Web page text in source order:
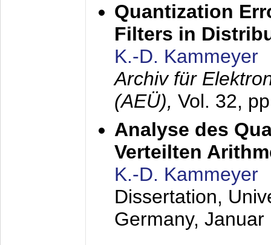
Quantization
Filters in
K.-D. Kammeyer
Archiv für
(AEÜ), Vol. 32,
Analyse des
Verteilten
K.-D. Kammeyer
Dissertation,
Germany, Januar